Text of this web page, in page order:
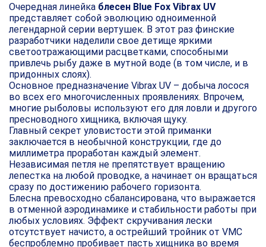
Очередная линейка блесен Blue Fox Vibrax UV
представляет собой эволюцию одноименной
легендарной серии вертушек. В этот раз финские
разработчики наделили свое детище яркими
светоотражающими расцветками, способными
привлечь рыбу даже в мутной воде (в том числе, и в
придонных слоях).
Основное предназначение Vibrax UV – добыча лосося
во всех его многочисленных проявлениях. Впрочем,
многие рыболовы используют его для ловли и другого
пресноводного хищника, включая щуку.
Главный секрет уловистости этой приманки
заключается в необычной конструкции, где до
миллиметра проработан каждый элемент.
Независимая петля не препятствует вращению
лепестка на любой проводке, а начинает он вращаться
сразу по достижению рабочего горизонта.
Блесна превосходно сбалансирована, что выражается
в отменной аэродинамике и стабильности работы при
любых условиях. Эффект скручивания лески
отсутствует начисто, а острейший тройник от VMC
беспроблемно пробивает пасть хищника во время